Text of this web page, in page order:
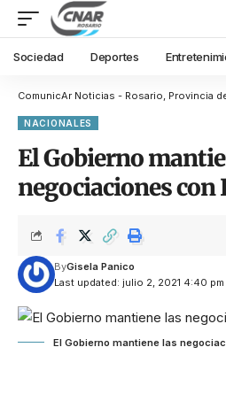
Sociedad Deportes
ComunicAr Noticias - Rosario, Provincia
NACIONALES
El Gobierno
negociaciones con
Last updated: julio 2, 2021 4:40 pm
ByGisela Panico
El Gobierno mantiene las